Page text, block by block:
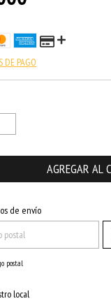
DE PAGO
el CP:
de envío
postal
local